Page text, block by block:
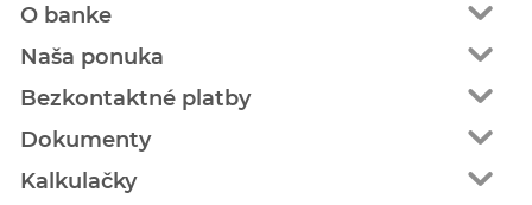
O banke
Naša ponuka
Bezkontaktné platby
Dokumenty
Kalkulačky